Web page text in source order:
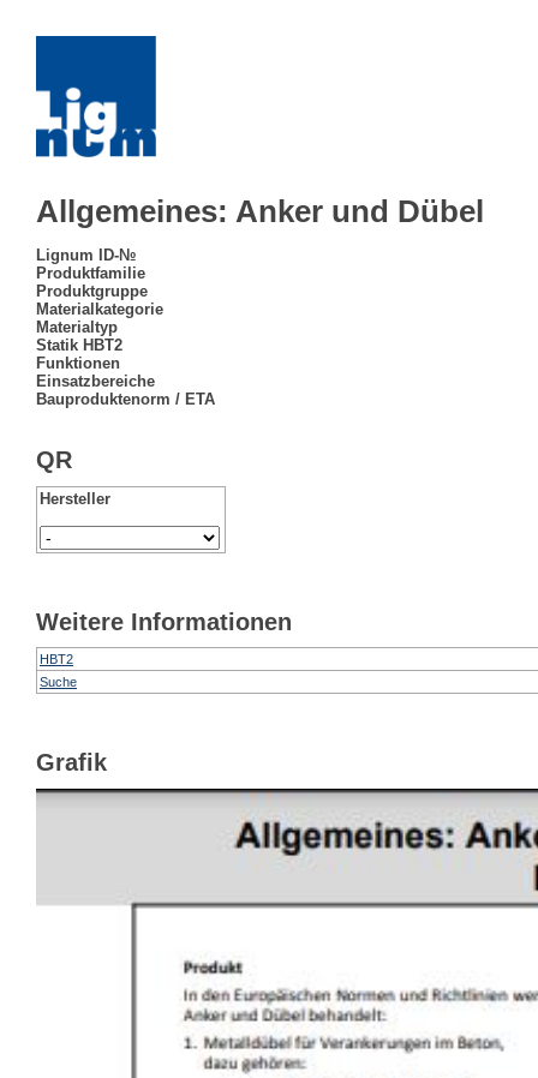
Allgemeines: Anker und Dübel
Lignum ID-№
Produktfamilie
Produktgruppe
Materialkategorie
Materialtyp
Statik HBT2
Funktionen
Einsatzbereiche
Bauproduktenorm / ETA
QR
Hersteller
Weitere Informationen
HBT2
Suche
Grafik